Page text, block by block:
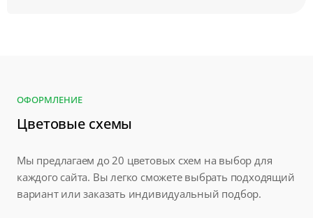
ОФОРМЛЕНИЕ
Цветовые схемы
Мы предлагаем до 20 цветовых схем на выбор для
каждого сайта. Вы легко сможете выбрать подходящий
вариант или заказать индивидуальный подбор.